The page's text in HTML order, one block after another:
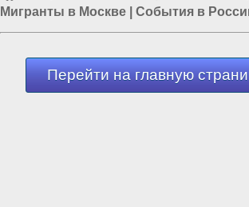
Мигранты в Москве
События в
Происшествия в России|
Перейти на главную